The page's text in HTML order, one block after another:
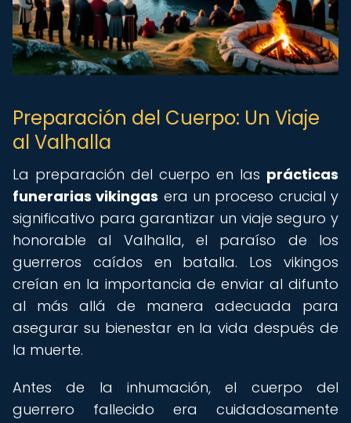
Preparación del Cuerpo: Un Viaje
al Valhalla
La preparación del cuerpo en las prácticas
funerarias vikingas era un proceso crucial y
significativo para garantizar un viaje seguro y
honorable al Valhalla, el paraíso de los
guerreros caídos en batalla. Los vikingos
creían en la importancia de enviar al difunto
al más allá de manera adecuada para
asegurar su bienestar en la vida después de
la muerte.
Antes de la inhumación, el cuerpo del
guerrero fallecido era cuidadosamente